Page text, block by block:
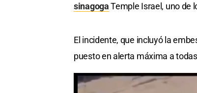
sinagogaTemple Israel, uno de
El incidente, que incluyó la
puesto en alerta máxima a